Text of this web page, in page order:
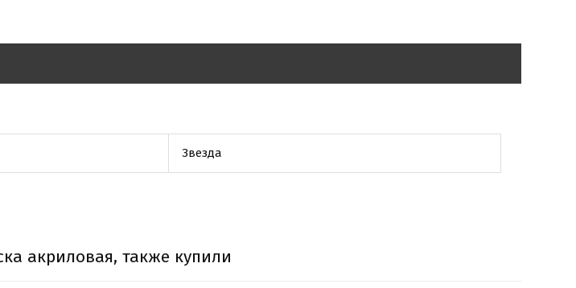
Звезда
акриловая, также купили